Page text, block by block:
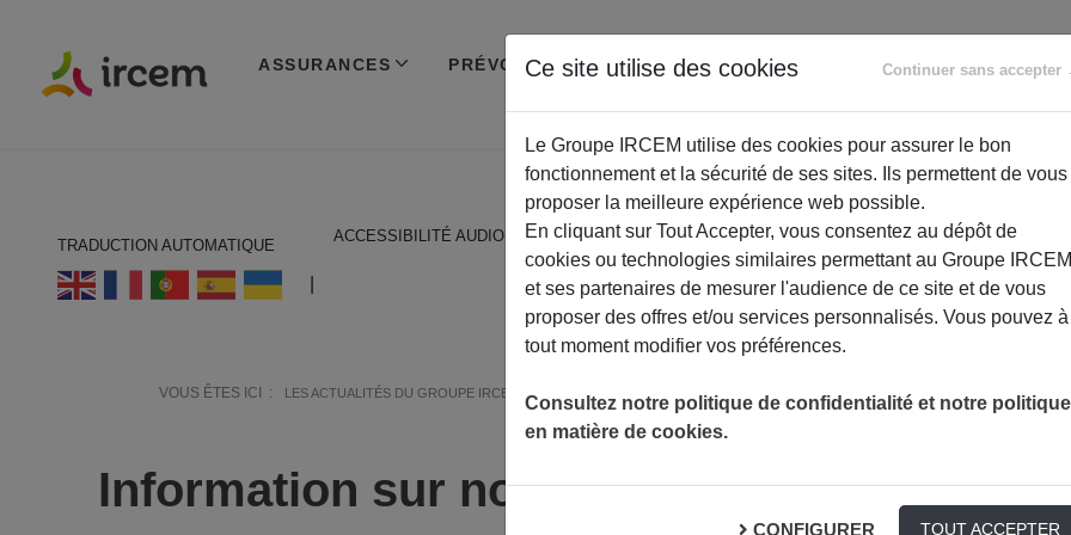
ASSURANCES PRÉVOYANCE RETRAITE
ACCOMPAGNEMENT
TRADUCTION AUTOMATIQUE
ACCESSIBILITÉ AUDIO
VOUS ÊTES ICI : LES ACTUALITÉS DU GROUPE IRCEM ACTUALITÉ INFORMATION SUR NOS DÉLAIS DE GESTION
Information sur nos délais de gestion
Ce site utilise des cookies Continuer sans accepter
Le Groupe IRCEM utilise des cookies pour assurer le bon
fonctionnement et la sécurité de ses sites. Ils permettent de vous
proposer la meilleure expérience web possible.
En cliquant sur Tout Accepter, vous consentez au dépôt de
cookies ou technologies similaires permettant au Groupe IRCEM
et ses partenaires de mesurer l'audience de ce site et de vous
proposer des offres et/ou services personnalisés. Vous pouvez à
tout moment modifier vos préférences.
Consultez notre politique de confidentialité et notre politique
en matière de cookies.
CONFIGURER TOUT ACCEPTER